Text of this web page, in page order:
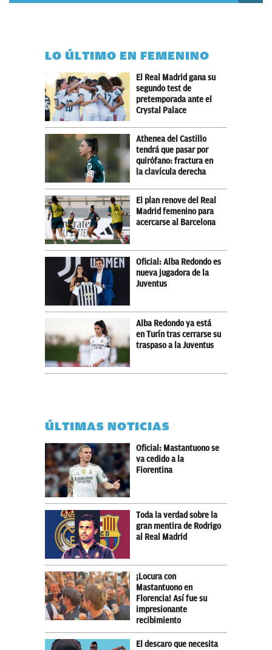
LO ÚLTIMO EN FEMENINO
El Real Madrid gana su
segundo test de
pretemporada ante el
Crystal Palace
Athenea del Castillo
tendrá que pasar por
quirófano: fractura en
la clavícula derecha
El plan renove del Real
Madrid femenino para
acercarse al Barcelona
Oficial: Alba Redondo es
nueva jugadora de la
Juventus
Alba Redondo ya está
en Turín tras cerrarse su
traspaso a la Juventus
ÚLTIMAS NOTICIAS
Oficial: Mastantuono se
va cedido a la
Fiorentina
Toda la verdad sobre la
gran mentira de Rodrigo
al Real Madrid
¡Locura con
Mastantuono en
Florencia! Así fue su
impresionante
recibimiento
El descaro que necesita